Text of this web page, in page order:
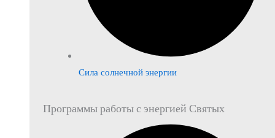
Сила солнечной энергии
Программы работы с энергией Святых